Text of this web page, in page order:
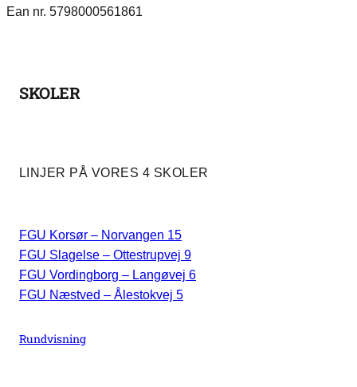
Ean nr. 5798000561861
SKOLER
LINJER PÅ VORES 4 SKOLER
FGU Korsør – Norvangen 15
FGU Slagelse – Ottestrupvej 9
FGU Vordingborg – Langøvej 6
FGU Næstved – Ålestokvej 5
Rundvisning